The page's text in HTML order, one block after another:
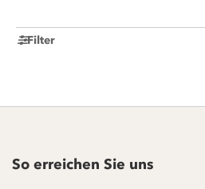
Filter
So erreichen Sie uns